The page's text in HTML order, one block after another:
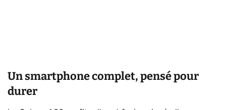
Un smartphone complet, pensé pour
durer